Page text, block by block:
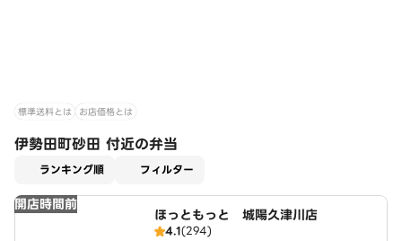
標準送料とは お店価格とは
伊勢田町砂田 付近の弁当
ランキング順 フィルター
開店時間前
ほっともっと 城陽久津川店
4.1(294)